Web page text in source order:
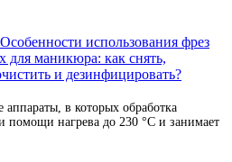
Особенности использования фрез
для маникюра: как снять,
и дезинфицировать?
аппараты, в которых обработка
помощи нагрева до 230 °С и занимает